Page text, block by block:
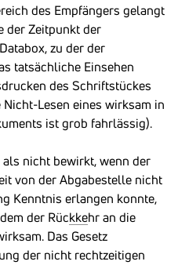
des Empfängers gelangt
der Zeitpunkt der
zu der der
tatsächliche Einsehen
des Schriftstückes
Lesen eines wirksam in
ist grob fahrlässig).
nicht bewirkt, wenn der
von der Abgabestelle nicht
Kenntnis erlangen konnte,
der Rückkehr an die
Das Gesetz
der nicht rechtzeitigen